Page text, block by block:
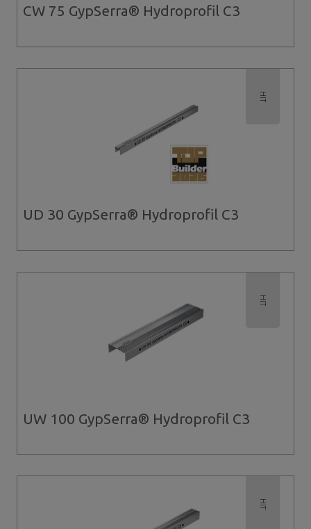
CW 75 GypSerra® Hydroprofil C3
UD 30 GypSerra® Hydroprofil C3
HIT
UW 100 GypSerra® Hydroprofil C3
HIT
HIT